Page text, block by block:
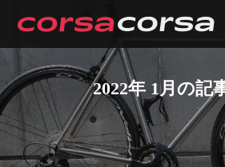
2022年 1月の記